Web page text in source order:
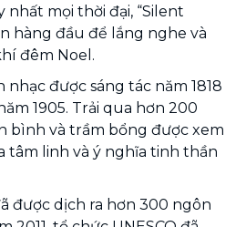
nhất mọi thời đại, “Silent
hàng đầu để lắng nghe và
đêm Noel.
nhạc được sáng tác năm 1818
1905. Trải qua hơn 200
bình và trầm bổng được xem
tâm linh và ý nghĩa tinh thần
được dịch ra hơn 300 ngôn